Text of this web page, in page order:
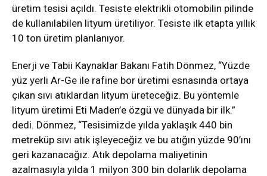
üretim tesisi açıldı. Tesiste elektrikli otomobilin pilinde
de kullanılabilen lityum üretiliyor. Tesiste ilk etapta yıllık
10 ton üretim planlanıyor.
Enerji ve Tabii Kaynaklar Bakanı Fatih Dönmez, “Yüzde
yüz yerli Ar-Ge ile rafine bor üretimi esnasında ortaya
çıkan sıvı atıklardan lityum üreteceğiz. Bu yöntemle
lityum üretimi Eti Maden’e özgü ve dünyada bir ilk.”
dedi. Dönmez, “Tesisimizde yılda yaklaşık 440 bin
metreküp sıvı atık işleyeceğiz ve bu atığın yüzde 90’ını
geri kazanacağız. Atık depolama maliyetinin
azalmasıyla yılda 1 milyon 300 bin dolarlık depolama